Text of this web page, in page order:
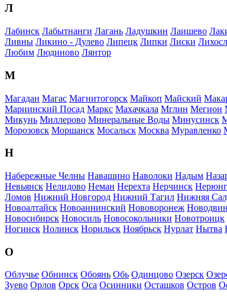
Л
Лабинск Лабытнанги Лагань Ладушкин Лаишево
Ливны Ликино - Дулево Липецк Липки Лиски
Любим Людиново Лянтор
М
Магадан Магас Магнитогорск Майкоп Майский
Мариинский Посад Маркс Махачкала Мглин Мегион
Микунь Миллерово Минеральные Воды Минусинск
Морозовск Моршанск Мосальск Москва Муравленко
Н
Набережные Челны Навашино Наволоки Надым
Невьянск Нелидово Неман Нерехта Нерчинск
Ломов Нижний Новгород Нижний Тагил Нижняя
Новоалтайск Новоаннинский Нововоронеж
Новосибирск Новосиль Новосокольники Новотроицк
Ногинск Нолинск Норильск Ноябрьск Нурлат Нытва
О
Облучье Обнинск Обоянь Обь Одинцово Озерск
Зуево Орлов Орск Оса Осинники Осташков Остров